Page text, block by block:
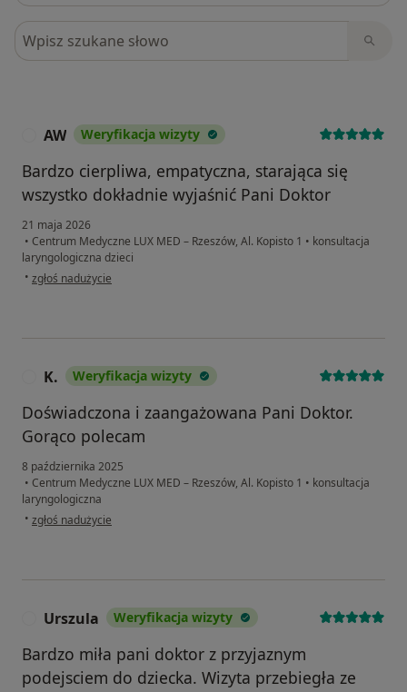
Szukaj w opiniach
AW Weryfikacja wizyty
Bardzo cierpliwa, empatyczna, starająca się
wszystko dokładnie wyjaśnić Pani Doktor
21 maja 2026
• Centrum Medyczne LUX MED – Rzeszów, Al. Kopisto 1 • konsultacja
laryngologiczna dzieci
• w opinii użytkownika AW
zgłoś nadużycie
K. Weryfikacja wizyty
Doświadczona i zaangażowana Pani Doktor.
Gorąco polecam
8 października 2025
• Centrum Medyczne LUX MED – Rzeszów, Al. Kopisto 1 • konsultacja
laryngologiczna
• w opinii użytkownika K.
zgłoś nadużycie
Urszula Weryfikacja wizyty
Bardzo miła pani doktor z przyjaznym
podejsciem do dziecka. Wizyta przebiegła ze